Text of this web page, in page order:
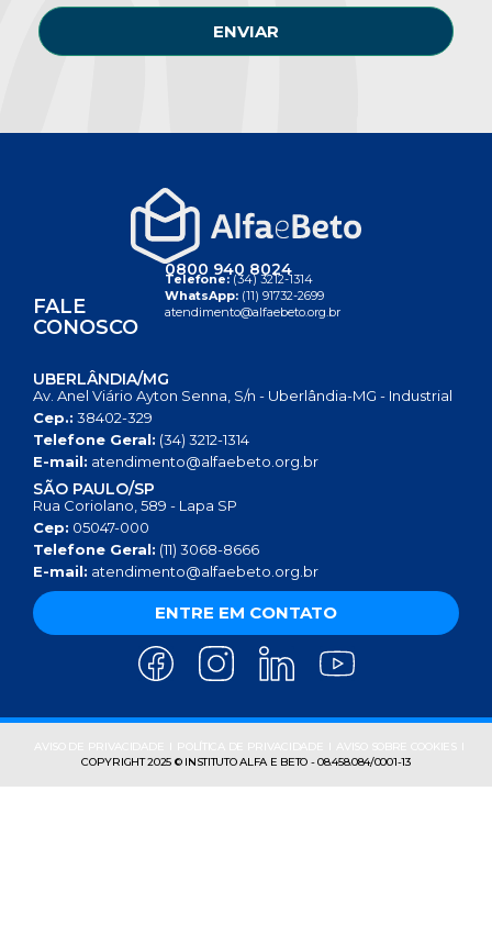
ENVIAR
FALE
CONOSCO
0800 940 8024
Telefone:(34) 3212-1314
WhatsApp: (11) 91732-2699
atendimento@alfaebeto.org.br
UBERLÂNDIA/MG
Av. Anel Viário Ayton Senna, S/n - Uberlândia-MG - Industrial
Cep.: 38402-329
Telefone Geral: (34) 3212-1314
E-mail: atendimento@alfaebeto.org.br
SÃO PAULO/SP
Rua Coriolano, 589 - Lapa SP
Cep: 05047-000
Telefone Geral: (11) 3068-8666
E-mail: atendimento@alfaebeto.org.br
ENTRE EM CONTATO
COPYRIGHT 2025 © INSTITUTO ALFA E BETO - 08.458.084/0001-13